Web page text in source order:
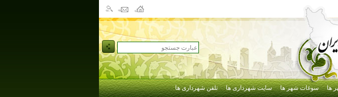
ها سوغات شهر ها سایت شهرداری ها تلفن شهرداری ها